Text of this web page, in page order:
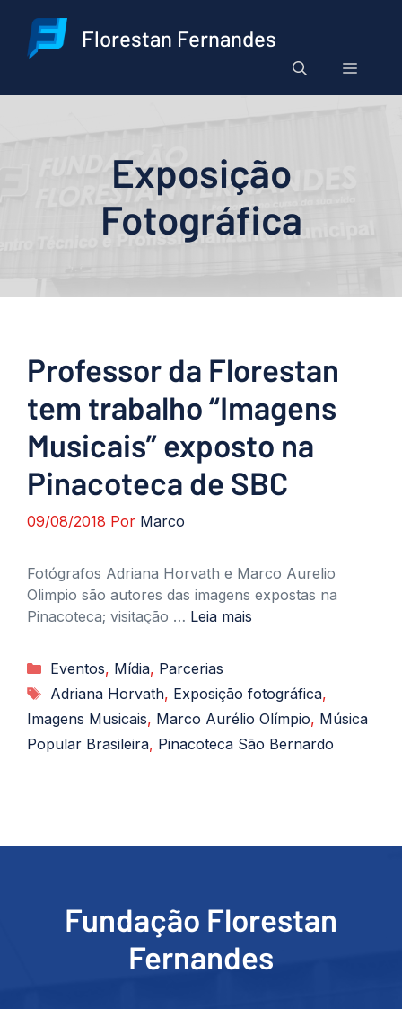
para
Florestan Fernandes
Menu
Exposição
Fotográfica
Professor da Florestan
tem trabalho “Imagens
Musicais” exposto na
Pinacoteca de SBC
09/08/2018 Por Marco
Fotógrafos Adriana Horvath e Marco Aurelio
Olimpio são autores das imagens expostas na
Pinacoteca; visitação … Leia mais
Categorias
Eventos, Mídia, Parcerias
Tags
Adriana Horvath, Exposição fotográfica,
Imagens Musicais, Marco Aurélio Olímpio, Música
Popular Brasileira, Pinacoteca São Bernardo
Fundação Florestan
Fernandes